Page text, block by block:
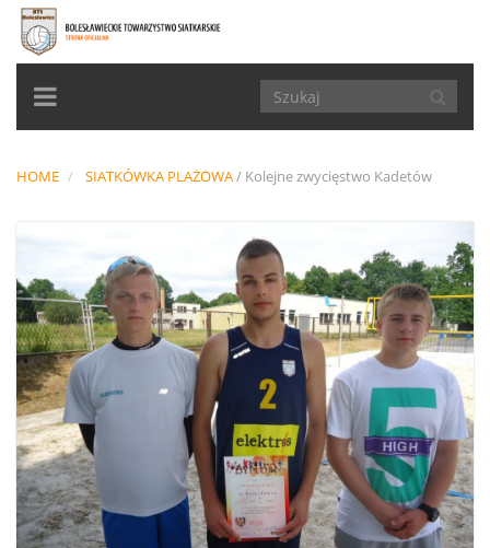
TOGGLE
NAVIGATION
HOME SIATKÓWKA PLAŻOWA/ Kolejne zwycięstwo Kadetów